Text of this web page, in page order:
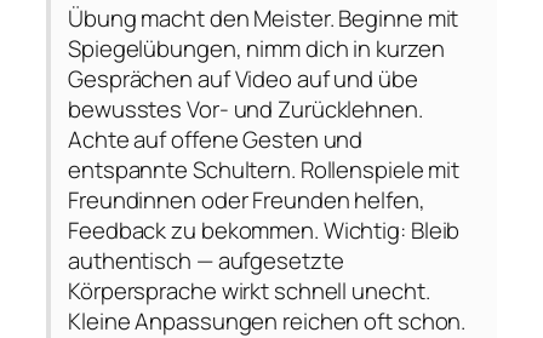
Übung macht den Meister. Beginne mit
Spiegelübungen, nimm dich in kurzen
Gesprächen auf Video auf und übe
bewusstes Vor- und Zurücklehnen.
Achte auf offene Gesten und
entspannte Schultern. Rollenspiele mit
Freundinnen oder Freunden helfen,
Feedback zu bekommen. Wichtig: Bleib
authentisch — aufgesetzte
Körpersprache wirkt schnell unecht.
Kleine Anpassungen reichen oft schon.